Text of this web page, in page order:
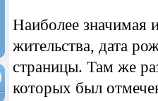
Наиболее значимая
жительства, дата
страницы. Там же
которых был